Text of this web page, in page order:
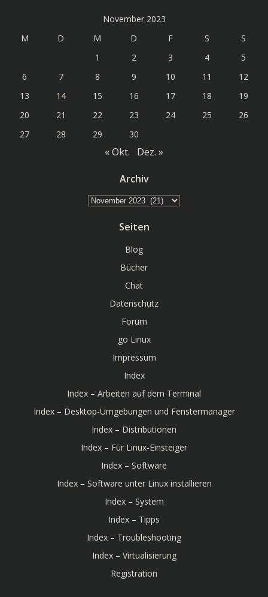
November 2023
M
D M D F S
S
1
2 3 4
5
6
7 8 9 10 11
12
13
14 15 16 17 18
19
20
21 22 23 24 25
26
27
28 29 30
« Okt. Dez. »
Archiv
Archiv
Seiten
Blog
Bücher
Chat
Datenschutz
Forum
go Linux
Impressum
Index
Index – Arbeiten auf dem Terminal
Index – Desktop-Umgebungen und Fenstermanager
Index – Distributionen
Index – Für Linux-Einsteiger
Index – Software
Index – Software unter Linux installieren
Index – System
Index – Tipps
Index – Troubleshooting
Index – Virtualisierung
Registration